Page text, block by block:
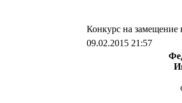
Конкурс на замещение
09.02.2015 21:57